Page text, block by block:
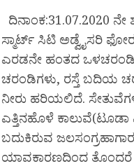
ದಿನಾಂಕ:31.07.2020
ಸ್ಮಾರ್ಟ್ ಸಿಟಿ ಅಡ್ವೈಸರಿ
ಎರಡನೇ ಹಂತದ
ಚರಂಡಿಗಳು, ರಸ್ತೆ ಬದಿಯ
ನೀರು ಹರಿಯಲಿದೆ.
ಎತ್ತಿನಹೊಳೆ
ಬದುಕಿರುವ
ಯಾವಕಾರಣದಿಂದ ತೊಂದರೆ